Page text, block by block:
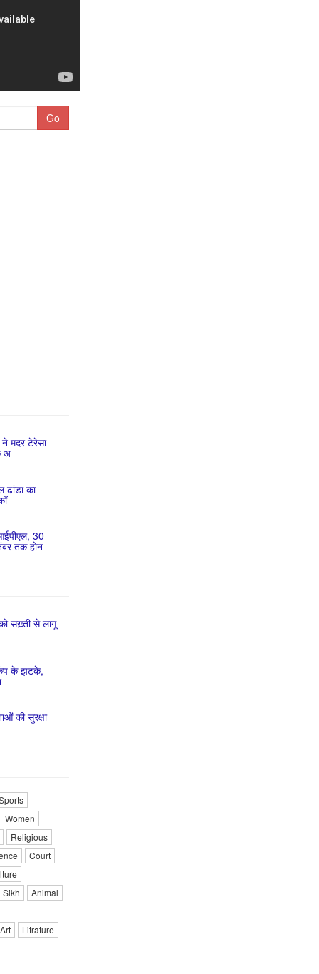
ने मदर टेरेसा
अ
ढांडा का
30
तक होन
सख़्ती से लागू
के झटके,
की सुरक्षा
Women
Religious
Court
Sikh
Animal
Art Litrature